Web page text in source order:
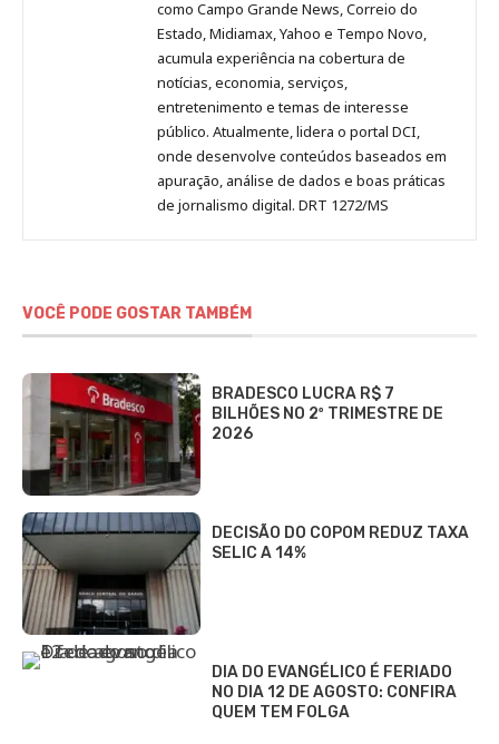
como Campo Grande News, Correio do
Estado, Midiamax, Yahoo e Tempo Novo,
acumula experiência na cobertura de
notícias, economia, serviços,
entretenimento e temas de interesse
público. Atualmente, lidera o portal DCI,
onde desenvolve conteúdos baseados em
apuração, análise de dados e boas práticas
de jornalismo digital. DRT 1272/MS
VOCÊ PODE GOSTAR TAMBÉM
BRADESCO LUCRA R$ 7
BILHÕES NO 2º TRIMESTRE DE
2026
DECISÃO DO COPOM REDUZ TAXA
SELIC A 14%
DIA DO EVANGÉLICO É FERIADO
NO DIA 12 DE AGOSTO: CONFIRA
QUEM TEM FOLGA